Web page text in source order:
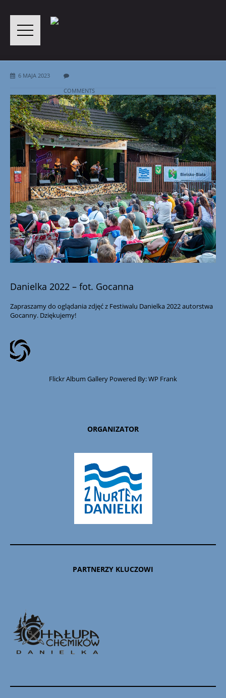
6 MAJA 2023
COMMENTS
Danielka 2022 – fot. Gocanna
Zapraszamy do oglądania zdjęć z Festiwalu Danielka 2022 autorstwa
Gocanny. Dziękujemy!
Flickr Album Gallery Powered By:WP Frank
ORGANIZATOR
PARTNERZY KLUCZOWI